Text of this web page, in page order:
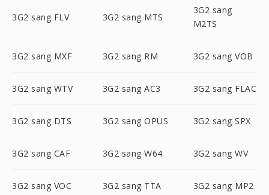
3G2 sang FLV 3G2 sang MTS
3G2 sang
M2TS
3G2 sang MXF 3G2 sang RM 3G2 sang VOB
3G2 sang WTV 3G2 sang AC3 3G2 sang FLAC
3G2 sang DTS 3G2 sang OPUS 3G2 sang SPX
3G2 sang CAF 3G2 sang W64 3G2 sang WV
3G2 sang VOC 3G2 sang TTA 3G2 sang MP2